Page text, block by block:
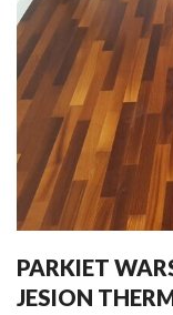
PARKIET
JESION